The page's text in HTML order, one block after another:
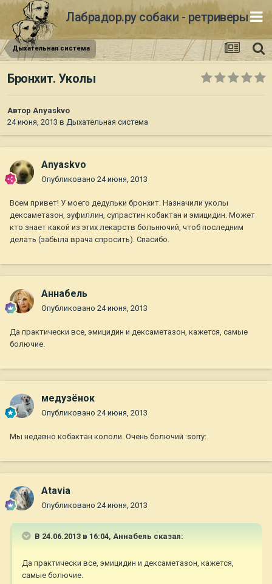
Лабрадор.ру собаки - ретриверы
Дыхательная система
Бронхит. Уколы
Автор Anyaskvo
24 июня, 2013 в Дыхательная система
Anyaskvo
Опубликовано 24 июня, 2013
Всем привет! У моего дедульки бронхит. Назначили уколы
дексаметазон, эуфиллин, супрастин кобактан и эмицидин. Может
кто знает какой из этих лекарств больнючий, чтоб последним
делать (забыла врача спросить). Спасибо.
Aннaбель
Опубликовано 24 июня, 2013
Да практически все, эмицидин и дексаметазон, кажется, самые
болючие.
медузёнок
Опубликовано 24 июня, 2013
Мы недавно кобактан кололи. Очень болючий :sorry:
Atavia
Опубликовано 24 июня, 2013
В 24.06.2013 в 16:04, Aннaбель сказал:
Да практически все, эмицидин и дексаметазон, кажется,
самые болючие.